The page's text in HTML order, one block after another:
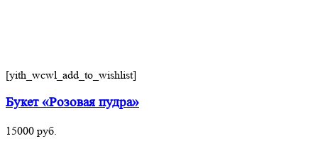
[yith_wcwl_add_to_wishlist]
Букет «Розовая пудра»
15000 руб.